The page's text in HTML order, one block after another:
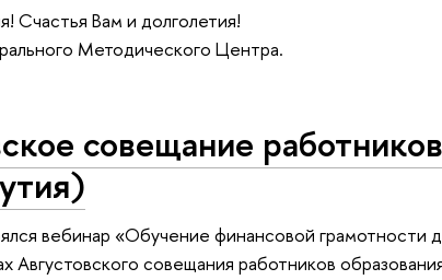
Счастья Вам и долголетия!
Методического Центра.
совещание
вебинар «Обучение финансовой
Августовского совещания работников